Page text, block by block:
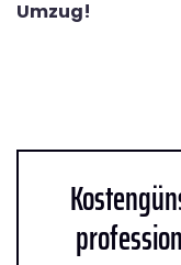
Umzug!